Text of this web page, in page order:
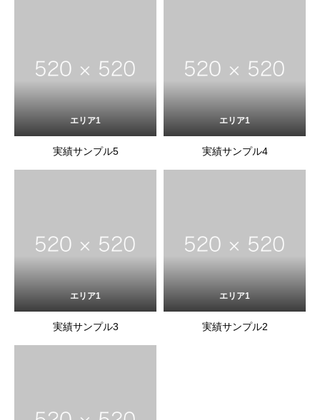
エリア1
実績サンプル5
エリア1
実績サンプル4
エリア1
実績サンプル3
エリア1
実績サンプル2